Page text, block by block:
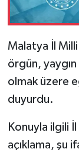
Malatya İl
örgün,
olmak üzere
duyurdu.
Konuyla ilgili
açıklama, şu